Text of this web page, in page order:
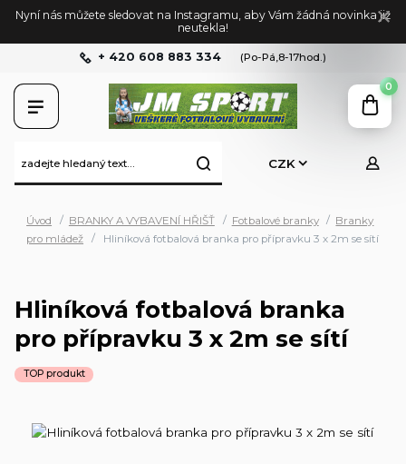
Nyní nás můžete sledovat na Instagramu, aby Vám žádná novinka již
neutekla!
CZK
+ 420 608 883 334 (Po-Pá,8-17hod.)
0
Úvod BRANKY A VYBAVENÍ HŘIŠŤ Fotbalové branky
Branky
pro mládež
Hliníková fotbalová branka pro přípravku 3 x 2m se sítí
Hliníková fotbalová branka
pro přípravku 3 x 2m se sítí
TOP produkt